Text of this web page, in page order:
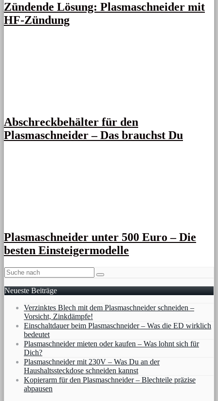
Zündende Lösung: Plasmaschneider mit
HF-Zündung
Abschreckbehälter für den
Plasmaschneider – Das brauchst Du
Plasmaschneider unter 500 Euro – Die
besten Einsteigermodelle
Neueste Beiträge
Verzinktes Blech mit dem Plasmaschneider schneiden –
Vorsicht, Zinkdämpfe!
Einschaltdauer beim Plasmaschneider – Was die ED wirklich
bedeutet
Plasmaschneider mieten oder kaufen – Was lohnt sich für
Dich?
Plasmaschneider mit 230V – Was Du an der
Haushaltssteckdose schneiden kannst
Kopierarm für den Plasmaschneider – Blechteile präzise
abpausen